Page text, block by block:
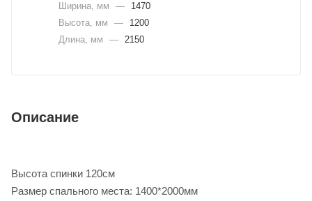
Ширина, мм
—
1470
Высота, мм
—
1200
Длина, мм
— 2150
Описание
Высота спинки 120см
Размер спального места: 1400*2000мм